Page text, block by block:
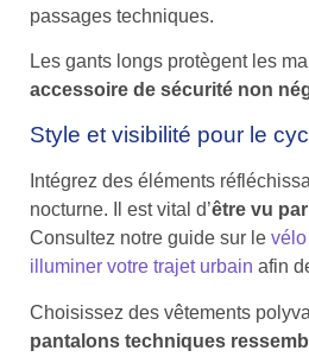
passages techniques.
Les gants longs protègent les
accessoire de sécurité non
Style et visibilité pour le
Intégrez des éléments
nocturne. Il est vital d’être vu
Consultez notre guide sur le
illuminer votre trajet urbain afin
Choisissez des vêtements
pantalons techniques